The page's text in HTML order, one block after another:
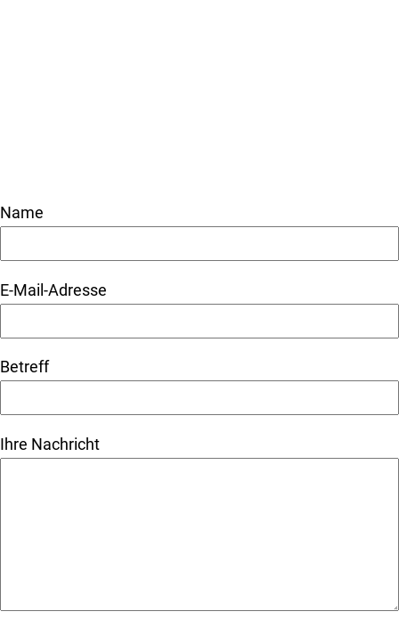
Name
E-Mail-Adresse
Betreff
Ihre Nachricht